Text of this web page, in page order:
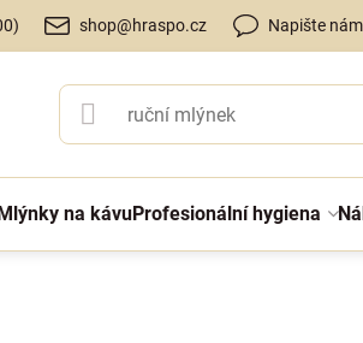
shop@hraspo.cz Napište nám
na kávuProfesionální hygiena